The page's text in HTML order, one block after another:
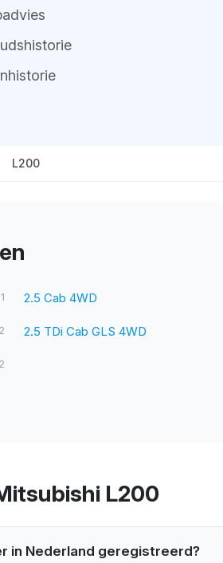
L200
2.5 Cab 4WD
2.5 TDi Cab GLS 4WD
L200
in Nederland geregistreerd?